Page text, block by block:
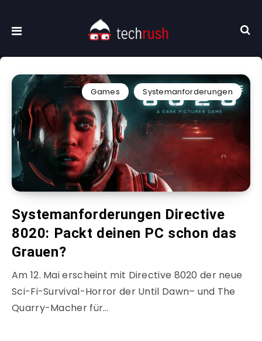
Games Systemanforderungen
Systemanforderungen Directive
8020: Packt deinen PC schon das
Grauen?
Am 12. Mai erscheint mit Directive 8020 der neue
Sci-Fi-Survival-Horror der Until Dawn– und The
Quarry-Macher für…